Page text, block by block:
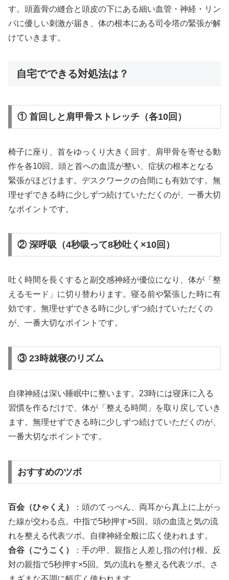
す。頭蓋骨の縫合と頭皮の下にある細い血管・神経・リン
パに優しい刺激が届き、体の根本にある司令塔の緊張が解
けていきます。
自宅でできる対処法は？
① 首回しと肩甲骨ストレッチ（各10回）
椅子に座り、首をゆっくり大きく回す、肩甲骨を寄せる動
作を各10回。頭と首への血流が整い、症状の根本となる
緊張がほどけます。デスクワークの合間にも有効です。無
理せずできる時に少しずつ続けていただくのが、一番大切
なポイントです。
② 深呼吸（4秒吸って8秒吐く×10回）
吐く時間を長くすると副交感神経が優位になり、体が「整
えるモード」に切り替わります。寝る前や緊張した時に有
効です。無理せずできる時に少しずつ続けていただくの
が、一番大切なポイントです。
③ 23時就寝のリズム
自律神経は深い睡眠中に整います。23時には寝床に入る
習慣を作るだけで、体が「整える時間」を取り戻していき
ます。無理せずできる時に少しずつ続けていただくのが、
一番大切なポイントです。
おすすめのツボ
百会（ひゃくえ）
：頭のてっぺん、両耳から真上に上がっ
た線が交わる点。中指で5秒押す×5回。頭の血流と気の流
れを整える代表ツボ。自律神経全般に広く使われます。
合谷（ごうこく）
：手の甲、親指と人差し指の付け根。反
対の親指で5秒押す×5回。気の流れを整える代表ツボ。さ